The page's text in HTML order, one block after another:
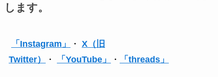
します。
「Instagram」 ・ X（旧
Twitter）
・ 「YouTube」 ・ 「threads」